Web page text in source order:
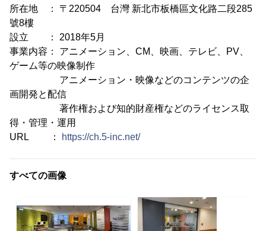
所在地 ： 〒220504 台灣 新北市板橋區文化路二段285
號8樓
設立 ： 2018年5月
事業内容： アニメーション、CM、映画、テレビ、PV、
ゲーム等の映像制作
アニメーション・映像などのコンテンツの企
画開発と配信
著作権および知的財産権などのライセンス取
得・管理・運用
URL ：
https://ch.5-inc.net/
すべての画像